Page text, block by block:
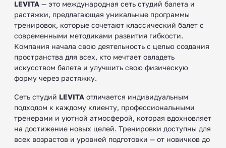
LEVITA — это международная сеть студий балета и
растяжки, предлагающая уникальные программы
тренировок, которые сочетают классический балет с
современными методиками развития гибкости.
Компания начала свою деятельность с целью создания
пространства для всех, кто мечтает овладеть
искусством балета и улучшить свою физическую
форму через растяжку.
Сеть студий LEVITA отличается индивидуальным
подходом к каждому клиенту, профессиональными
тренерами и уютной атмосферой, которая вдохновляет
на достижение новых целей. Тренировки доступны для
всех возрастов и уровней подготовки — от новичков до